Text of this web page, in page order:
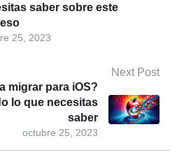
25, 2023
saber sobre este
Next Post
octubre 25, 2023
migrar para iOS?
lo que necesitas
saber